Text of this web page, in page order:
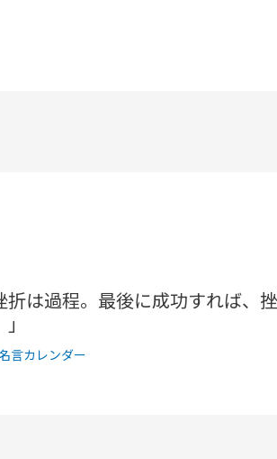
折は過程。最後に成功すれば、
言カレンダー